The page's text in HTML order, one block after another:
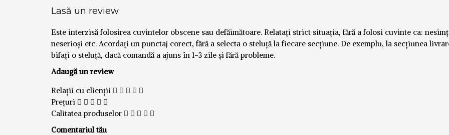
Lasă un review
Este interzisă folosirea cuvintelor obscene sau defăimătoare. Relatați strict situația, fără a folosi cuvinte ca:
neserioși etc. Acordați un punctaj corect, fără a selecta o steluță la fiecare secțiune. De exemplu, la secțiunea
bifați o steluță, dacă comandă a ajuns în 1-3 zile și fără probleme.
Adaugă un review
Relații cu clienții
Prețuri
Calitatea produselor
Comentariul tău